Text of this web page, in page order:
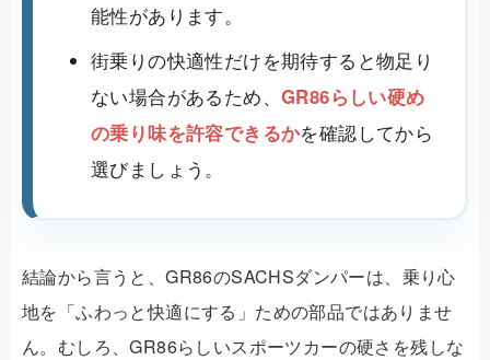
能性があります。
街乗りの快適性だけを期待すると物足り
ない場合があるため、 GR86らしい硬め
の乗り味を許容できるかを確認してから
選びましょう。
結論から言うと、GR86のSACHSダンパーは、乗り心
地を「ふわっと快適にする」ための部品ではありませ
ん。むしろ、GR86らしいスポーツカーの硬さを残しな